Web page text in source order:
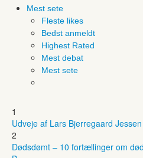
Mest sete
Fleste likes
Bedst anmeldt
Highest Rated
Mest debat
Mest sete
1
Udveje af Lars Bjerregaard Jessen
2
Dødsdømt – 10 fortællinger om